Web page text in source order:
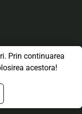
Prin continuarea
acestora!